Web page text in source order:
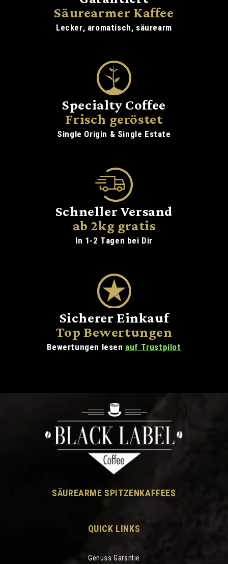
Säurearmer Kaffee
Lecker, aromatisch, säurearm
Specialty Coffee
Frisch geröstet
Single Origin & Single Estate
Schneller Versand
ab 2kg gratis
In 1-2 Tagen bei Dir
Sicherer Einkauf
Top Bewertungen
Bewertungen lesen auf Trustpilot
SÄUREARME SPITZENKAFFEES
QUICK LINKS
Genuss Garantie